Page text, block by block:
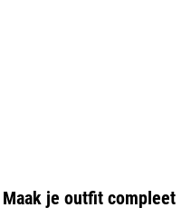
Maak je outfit compleet